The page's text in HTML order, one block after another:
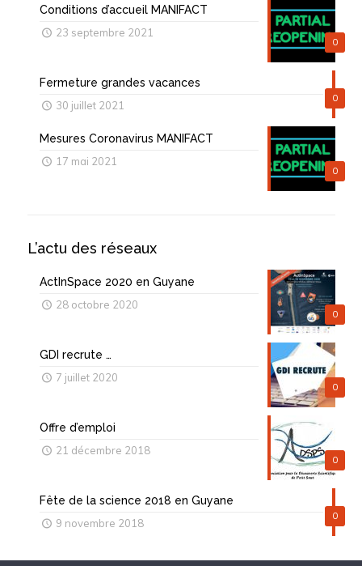
0
Conditions d’accueil MANIFACT
23 septembre 2021
0
Fermeture grandes vacances
30 juillet 2021
0
Mesures Coronavirus MANIFACT
17 mai 2021
L’actu des réseaux
0
ActInSpace 2020 en Guyane
28 octobre 2020
0
GDI recrute …
7 juillet 2020
0
Offre d’emploi
21 décembre 2018
0
Fête de la science 2018 en Guyane
9 novembre 2018